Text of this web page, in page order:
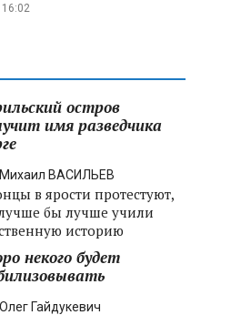
биржевому рынку и
званиям
16:02
остров
имя разведчика
Михаил ВАСИЛЬЕВ
в ярости протестуют,
бы лучше учили
историю
некого будет
Олег Гайдукевич